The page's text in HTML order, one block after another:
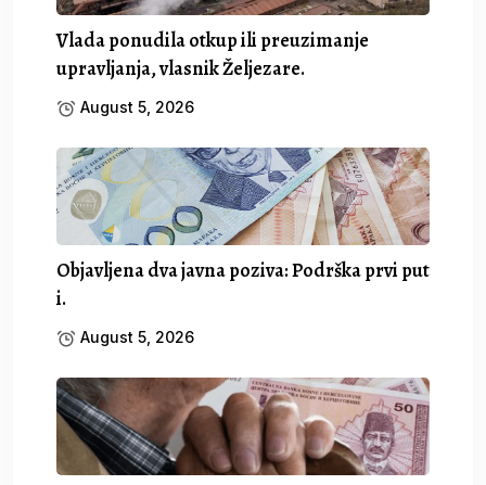
Vlada ponudila otkup ili preuzimanje
upravljanja, vlasnik Željezare.
August 5, 2026
Objavljena dva javna poziva: Podrška prvi put
i.
August 5, 2026